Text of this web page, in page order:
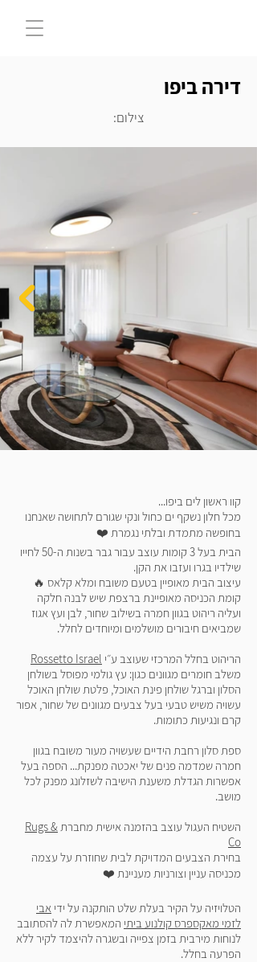
דירה ביפו
צילום:
קוו ראשון לים ביפו...
מכל חלון נשקף ים כחול ונקי שגורם לתחושה שאנחנו
בחופשה מתמדת ובלתי נגמרת ❤️
הבית בעל 3 קומות עוצב עבור גבר בשנות ה-50 לחייו
שילדיו בגרו ועזבו את הקן.
עיצוב הבית מאופיין בטעם משובח ומלא קלאס 🔥
קומת הכניסה מאופיינת ברצפת שיש לבנה חלקה
ועליה ריהוט בגוון חמרה בשילוב שחור, לבן ועץ אגוז
שמביאים חיבורים מושלמים ומיוחדים לחלל.
הריהוט בחלל המרכזי שעוצב ע״י Rossetto Israel
משלב חומרים מגוונים כגון: עץ גולמי מפוסל בשולחן
הסלון וברגל שולחן פינת האוכל, פלטת שולחן האוכל
עשויה משיש טבעי בעל צבעים מגוונים של שחור, אפור
קרם ונגיעות כתומות.
ספת סלון רחבת הידיים שעשויה מעור משובח בגוון
חמרה שמדמה פנים של יאכטה מפנקת... הספה בעל
אפשרות הגדלת משענת הישיבה לשזלונג מפנק לכל
מושב.
השטיח העגול עוצב בהזמנה אישית מחברתRugs &
Co
בחירת הצבעים המדויקת לבית שחוזרת על עצמה
מכניסה עניין וצורניות מעניינת ❤️
הטלויזיה על הקיר בעלת שלט הותקנה על ידי אבי
לזמי מאקספרס קולנוע ביתי המאפשרת לה להסתובב
לנוחות מירבית בזמן צפייה ובשגרה להיצמד לקיר ללא
הפרעה בחלל.